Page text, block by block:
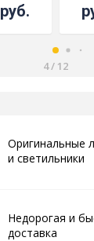
руб.
4/ 12
Оригинальные
и светильники
Недорогая и
доставка